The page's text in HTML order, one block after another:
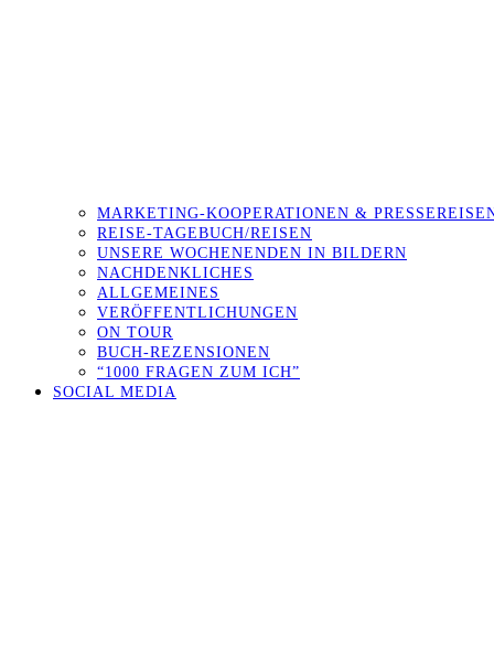
MARKETING-KOOPERATIONEN &
REISE-TAGEBUCH/REISEN
UNSERE WOCHENENDEN IN BILDERN
NACHDENKLICHES
ALLGEMEINES
VERÖFFENTLICHUNGEN
ON TOUR
BUCH-REZENSIONEN
“1000 FRAGEN ZUM ICH”
SOCIAL MEDIA